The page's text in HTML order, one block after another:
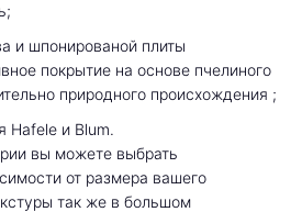
и шпонированой плиты
покрытие на основе пчелиного
природного происхождения ;
Hafele и Blum.
вы можете выбрать
от размера вашего
так же в большом